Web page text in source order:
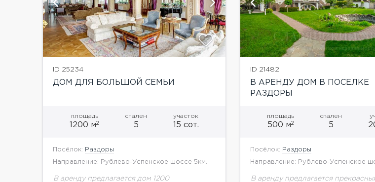
ID 25234
ДОМ ДЛЯ БОЛЬШОЙ СЕМЬИ
площадь
1200 м2
спален
5
участок
15 сот.
Посёлок: Раздоры
Направление: Рублево-Успенское шоссе 5км.
В аренду предлагается дом 1200
показать ещё 29 фотографий
ID 21482
В АРЕНДУ ДОМ В ПОСЕЛКЕ
РАЗДОРЫ
площадь
500 м2
спален
5
Посёлок: Раздоры
Направление: Рублево-Успенское
В аренду предлагается